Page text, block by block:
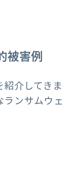
被害例
介してきま
ランサムウェ